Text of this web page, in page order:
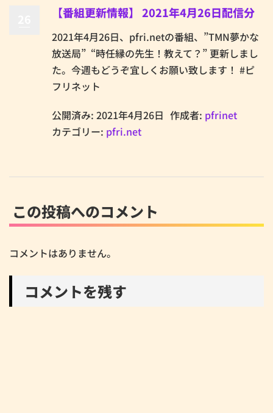
【番組更新情報】 2021年4月26日配信分
2021年4月26日、pfri.netの番組、”TMN夢かな
放送局” “時任縁の先生！教えて？” 更新しまし
た。今週もどうぞ宜しくお願い致します！ #ピ
フリネット
公開済み: 2021年4月26日 作成者: pfrinet
カテゴリー: pfri.net
この投稿へのコメント
コメントはありません。
コメントを残す